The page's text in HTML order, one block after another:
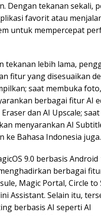
Dengan tekanan sekali,
favorit atau
untuk mempercepat
tekanan lebih lama,
fitur yang disesuaikan
saat membuka
berbagai fitur AI
dan AI Upscale;
menyarankan AI
ke Bahasa Indonesia juga.
9.0 berbasis Android
berbagai
Magic Portal, Circle to
Assistant. Selain itu,
berbasis AI seperti AI